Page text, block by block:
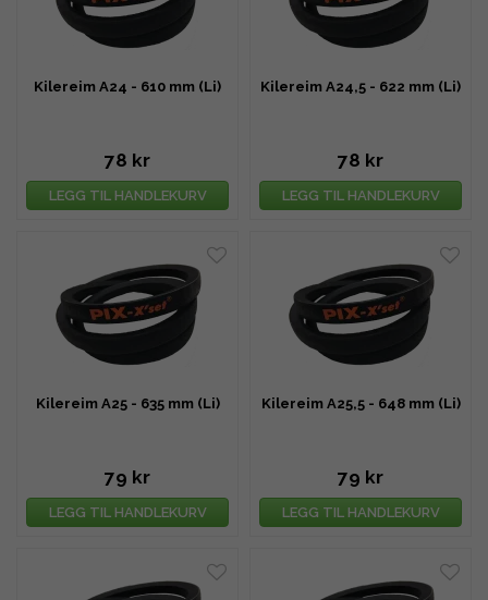
Kilereim A24 - 610 mm (Li)
78 kr
LEGG TIL HANDLEKURV
Kilereim A24,5 - 622 mm (Li)
78 kr
LEGG TIL HANDLEKURV
Kilereim A25 - 635 mm (Li)
79 kr
LEGG TIL HANDLEKURV
Kilereim A25,5 - 648 mm (Li)
79 kr
LEGG TIL HANDLEKURV